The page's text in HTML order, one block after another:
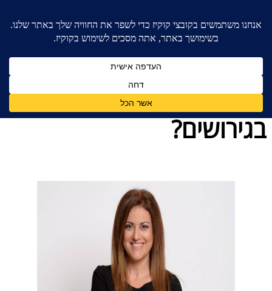
כמה גבר יכול להפסיד בגירושים?
כמה גבר יכול להפסיד
בגירושים?